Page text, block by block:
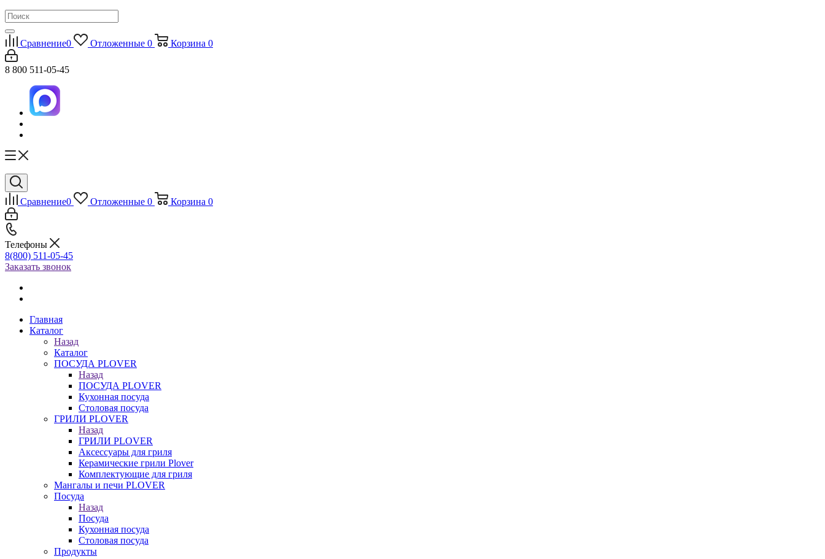
Сравнение0 Отложенные 0 Корзина 0
8 800 511-05-45
Сравнение0 Отложенные 0 Корзина 0
Телефоны
8(800) 511-05-45
Заказать звонок
Главная
Каталог
Назад
Каталог
ПОСУДА PLOVER
Назад
ПОСУДА PLOVER
Кухонная посуда
Столовая посуда
ГРИЛИ PLOVER
Назад
ГРИЛИ PLOVER
Аксессуары для гриля
Керамические грили Plover
Комплектующие для гриля
Мангалы и печи PLOVER
Посуда
Назад
Посуда
Кухонная посуда
Столовая посуда
Продукты